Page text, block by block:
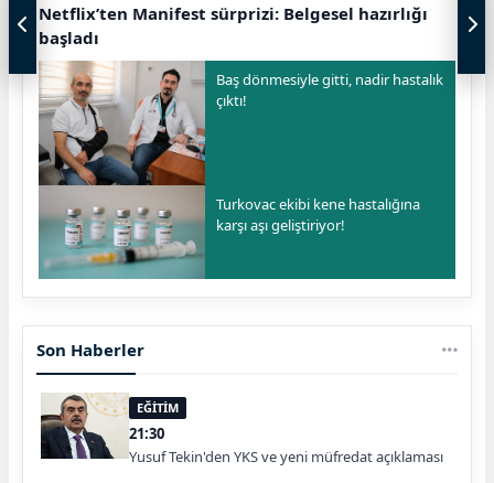
Netflix’ten Manifest sürprizi: Belgesel hazırlığı
başladı
Baş dönmesiyle gitti, nadir hastalık
çıktı!
Turkovac ekibi kene hastalığına
karşı aşı geliştiriyor!
Son Haberler
EĞİTİM
21:30
Yusuf Tekin'den YKS ve yeni müfredat açıklaması